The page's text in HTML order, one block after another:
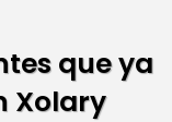
que ya
Xolary